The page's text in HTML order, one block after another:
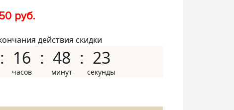
руб.
действия скидки
16 48 22